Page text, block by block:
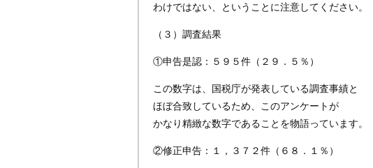
わけではない、ということに注意してください。
（３）調査結果
①申告是認：５９５件（２９．５％）
この数字は、国税庁が発表している調査事績と
ほぼ合致しているため、このアンケートが
かなり精緻な数字であることを物語っています。
②修正申告：１，３７２件（６８．１％）